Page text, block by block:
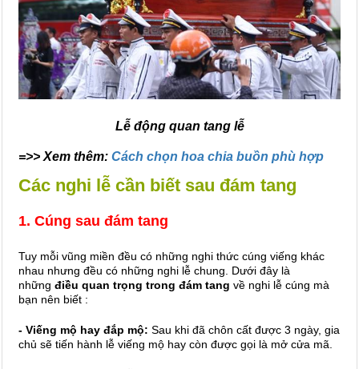
Lễ động quan tang lễ
=>> Xem thêm: Cách chọn hoa chia buồn phù hợp
Các nghi lễ cần biết sau đám tang
1. Cúng sau đám tang
Tuy mỗi vũng miền đều có những nghi thức cúng viếng khác
nhau nhưng đều có những nghi lễ chung. Dưới đây là
những điều quan trọng trong đám tang về nghi lễ cúng mà
bạn nên biết :
- Viếng mộ hay đắp mộ: Sau khi đã chôn cất được 3 ngày, gia
chủ sẽ tiến hành lễ viếng mộ hay còn được gọi là mở cửa mã.